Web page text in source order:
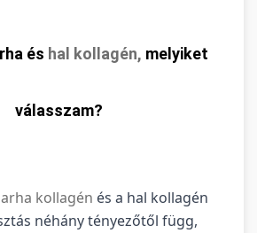
és hal kollagén, melyiket
válasszam?
kollagén és a hal kollagén
néhány tényezőtől függ,